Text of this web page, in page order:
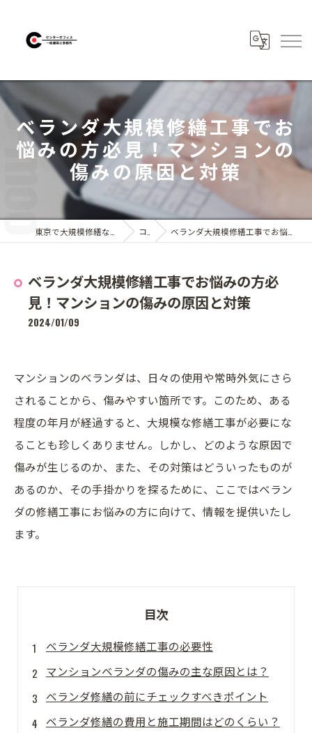
ベランダ大規模修繕工事でお
悩みの方必見！マンションの
傷みの原因と対策
コラム ベランダ大規模修繕工事でお悩みの方必見！マンションの傷みの原因と対策
ベランダ大規模修繕工事でお悩みの方必
見！マンションの傷みの原因と対策
2024/01/09
マンションのベランダは、日々の使用や常時外気にさら
されることから、傷みやすい箇所です。このため、ある
程度の年月が経過すると、大規模な修繕工事が必要にな
ることも珍しくありません。しかし、どのような原因で
傷みが生じるのか、また、その対策はどういったものが
あるのか、その手掛かりを探るために、ここではベラン
ダの修繕工事にお悩みの方に向けて、情報を提供いたし
ます。
目次
ベランダ大規模修繕工事の必要性
マンションベランダの傷みの主な原因とは？
ベランダ修繕の前にチェックすべきポイント
ベランダ修繕の費用と施工期間はどのくらい？